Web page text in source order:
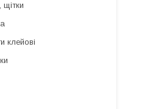
щітки
клейові